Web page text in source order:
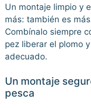
Un montaje limpio y
más: también es
Combínalo siempre
pez liberar el plomo
adecuado.
Un montaje
pesca